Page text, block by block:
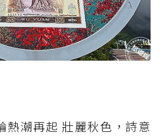
熱潮再起 壯麗秋色，詩意